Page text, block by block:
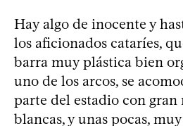
Hay algo de inocente y
los aficionados cataríes,
barra muy plástica bien
uno de los arcos, se
parte del estadio con
blancas, y unas pocas,